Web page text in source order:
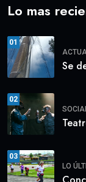
Lo mas
01
Se
02
03
LO